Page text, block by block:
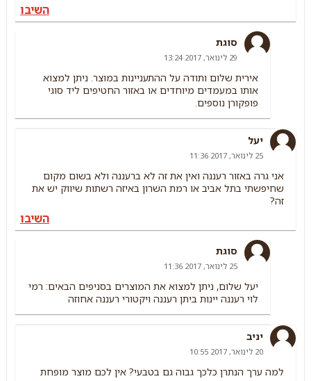
השיבו
סוגת
29 לינואר, 2017 13:24
אירית שלום ותודה על ההתעניינות במוצר. ניתן למצוא
אותו במעמדים מיוחדים או באזור החטיפים ליד סוגי
פופקורן נוספים.
יעל
25 לינואר, 2017 11:36
אני גרה באזור רעננה ואין את זה לא ברעננה ולא בשום מקום
שחיפשתי בתל אביב או רמת השרון באיזה רשתות שיווק יש את
זה?
השיבו
סוגת
25 לינואר, 2017 11:36
יעל שלום, ניתן למצוא את המוצרים בסניפים הבאים: רמי
לוי רעננה יינות ביתן רעננה ויקטורי רעננה אחוזה
יניב
20 לינואר, 2017 10:55
למה ערך הנתרן כלכך גבוה גם בטבעי? אין לכם מוצר מופחת